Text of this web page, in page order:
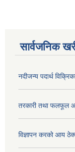
सार्वजनिक
नदीजन्य पदार्थ
तरकारी तथा फलफूल
विज्ञापन करको आय